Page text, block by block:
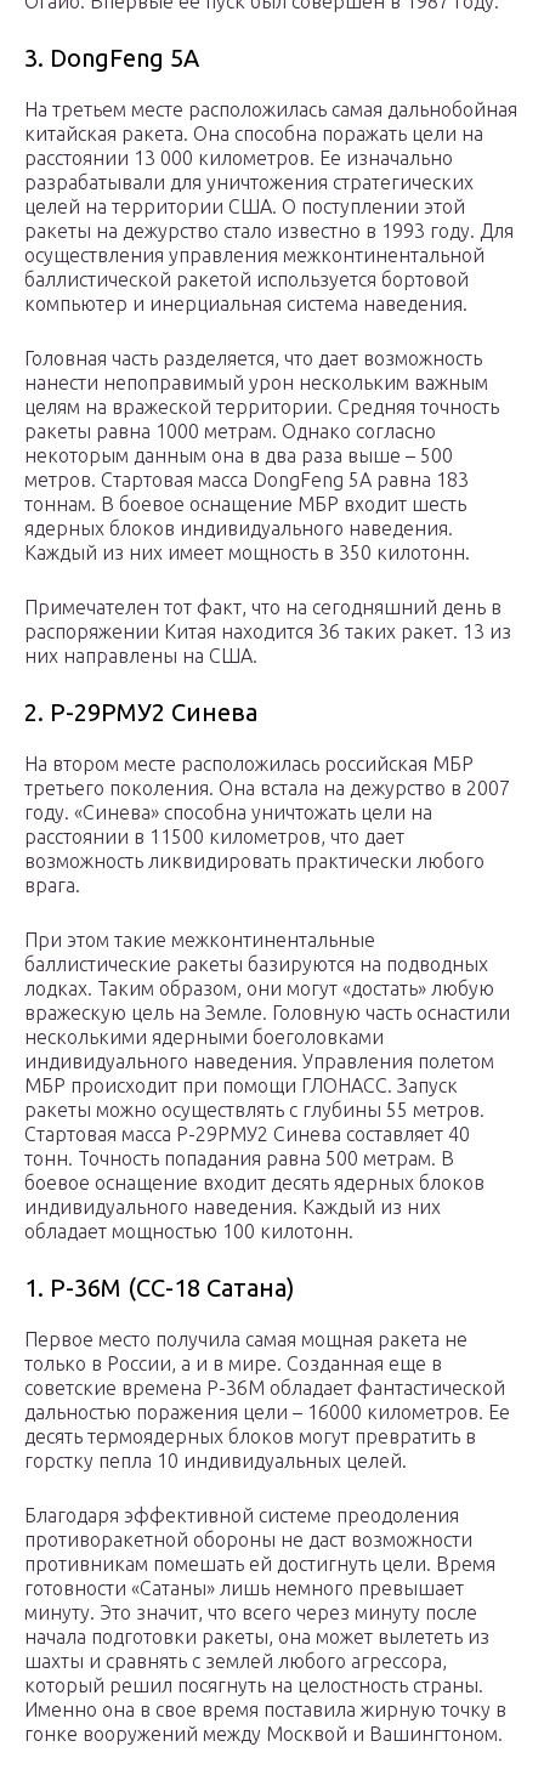
3. DongFeng 5A
На третьем месте расположилась самая дальнобойная
китайская ракета. Она способна поражать цели на
расстоянии 13 000 километров. Ее изначально
разрабатывали для уничтожения стратегических
целей на территории США. О поступлении этой
ракеты на дежурство стало известно в 1993 году. Для
осуществления управления межконтинентальной
баллистической ракетой используется бортовой
компьютер и инерциальная система наведения.
Головная часть разделяется, что дает возможность
нанести непоправимый урон нескольким важным
целям на вражеской территории. Средняя точность
ракеты равна 1000 метрам. Однако согласно
некоторым данным она в два раза выше – 500
метров. Стартовая масса DongFeng 5A равна 183
тоннам. В боевое оснащение МБР входит шесть
ядерных блоков индивидуального наведения.
Каждый из них имеет мощность в 350 килотонн.
Примечателен тот факт, что на сегодняшний день в
распоряжении Китая находится 36 таких ракет. 13 из
них направлены на США.
2. Р-29РМУ2 Синева
На втором месте расположилась российская МБР
третьего поколения. Она встала на дежурство в 2007
году. «Синева» способна уничтожать цели на
расстоянии в 11500 километров, что дает
возможность ликвидировать практически любого
врага.
При этом такие межконтинентальные
баллистические ракеты базируются на подводных
лодках. Таким образом, они могут «достать» любую
вражескую цель на Земле. Головную часть оснастили
несколькими ядерными боеголовками
индивидуального наведения. Управления полетом
МБР происходит при помощи ГЛОНАСС. Запуск
ракеты можно осуществлять с глубины 55 метров.
Стартовая масса Р-29РМУ2 Синева составляет 40
тонн. Точность попадания равна 500 метрам. В
боевое оснащение входит десять ядерных блоков
индивидуального наведения. Каждый из них
обладает мощностью 100 килотонн.
1. P-36M (СС-18 Сатана)
Первое место получила самая мощная ракета не
только в России, а и в мире. Созданная еще в
советские времена P-36M обладает фантастической
дальностью поражения цели – 16000 километров. Ее
десять термоядерных блоков могут превратить в
горстку пепла 10 индивидуальных целей.
Благодаря эффективной системе преодоления
противоракетной обороны не даст возможности
противникам помешать ей достигнуть цели. Время
готовности «Сатаны» лишь немного превышает
минуту. Это значит, что всего через минуту после
начала подготовки ракеты, она может вылететь из
шахты и сравнять с землей любого агрессора,
который решил посягнуть на целостность страны.
Именно она в свое время поставила жирную точку в
гонке вооружений между Москвой и Вашингтоном.